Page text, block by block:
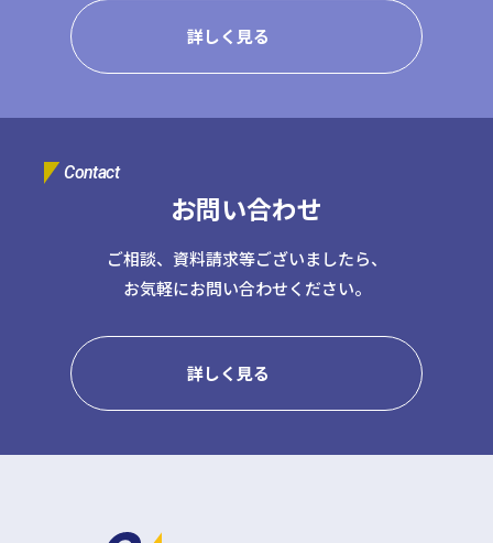
日本クレアス社会保険労務士法人
日本クレアス弁護士法人
株式会社コーポレート・アドバイザーズ・アカウンティング
グループ概要
グループの強み
グループ企業一覧
詳しく見る
Contact
お問い合わせ
ご相談、資料請求等ございましたら、
お気軽にお問い合わせください。
詳しく見る